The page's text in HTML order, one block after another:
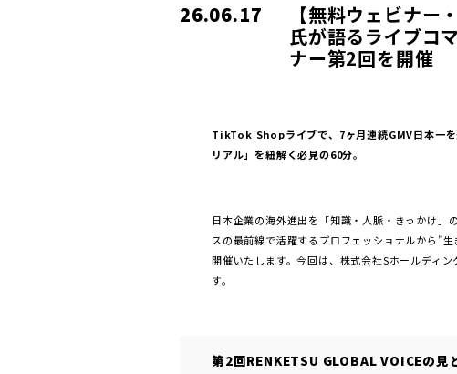
26.06.17
【無料ウェビナ
氏が語るライブコ
ナー第2回を開催
TikTok Shopライブで、7ヶ月連続GMV日本一を
リアル」を紐解く必見の60分。
日本企業の海外進出を「知識・人脈・きっかけ
スの最前線で活躍するプロフェッショナルから”
開催いたします。今回は、株式会社Sホールディ
す。
第2回RENKETSU GLOBAL VOICEの見